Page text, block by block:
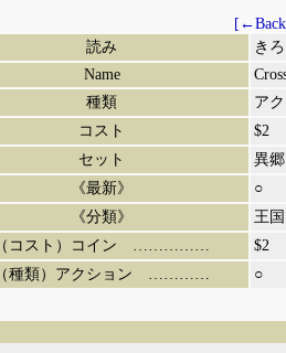
読み
きろ
Name
種類
ア
コスト
$2
セット
異郷
《最新》
○
《分類》
王
（コスト）コイン ……………
$2
（種類）アクション …………
○